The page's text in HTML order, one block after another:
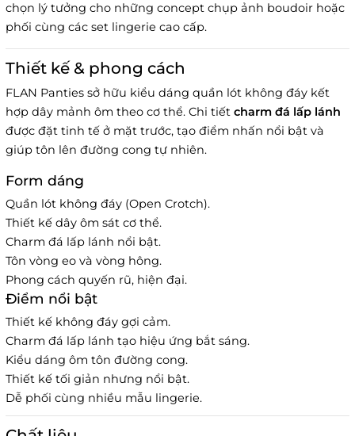
chọn lý tưởng cho những concept chụp ảnh boudoir hoặc
phối cùng các set lingerie cao cấp.
Thiết kế & phong cách
FLAN Panties sở hữu kiểu dáng quần lót không đáy kết
hợp dây mảnh ôm theo cơ thể. Chi tiết charm đá lấp lánh
được đặt tinh tế ở mặt trước, tạo điểm nhấn nổi bật và
giúp tôn lên đường cong tự nhiên.
Form dáng
Quần lót không đáy (Open Crotch).
Thiết kế dây ôm sát cơ thể.
Charm đá lấp lánh nổi bật.
Tôn vòng eo và vòng hông.
Phong cách quyến rũ, hiện đại.
Điểm nổi bật
Thiết kế không đáy gợi cảm.
Charm đá lấp lánh tạo hiệu ứng bắt sáng.
Kiểu dáng ôm tôn đường cong.
Thiết kế tối giản nhưng nổi bật.
Dễ phối cùng nhiều mẫu lingerie.